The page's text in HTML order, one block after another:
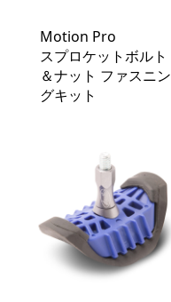
Motion Pro
スプロケットボルト
＆ナット ファスニン
グキット